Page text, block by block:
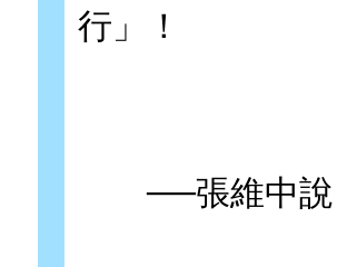
行」！
──張維中說：